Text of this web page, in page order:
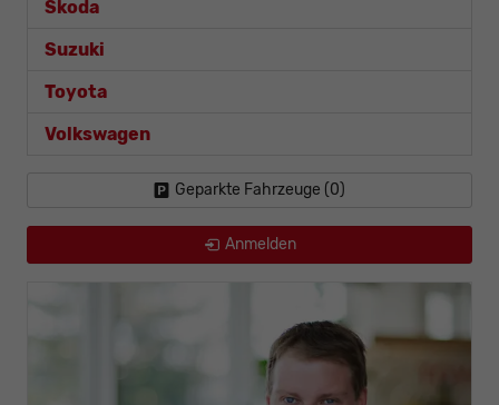
Skoda
Suzuki
Toyota
Volkswagen
Geparkte Fahrzeuge (0)
Anmelden